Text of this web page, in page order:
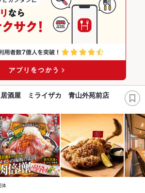
酒屋 ミライザカ 青山外苑前店
体